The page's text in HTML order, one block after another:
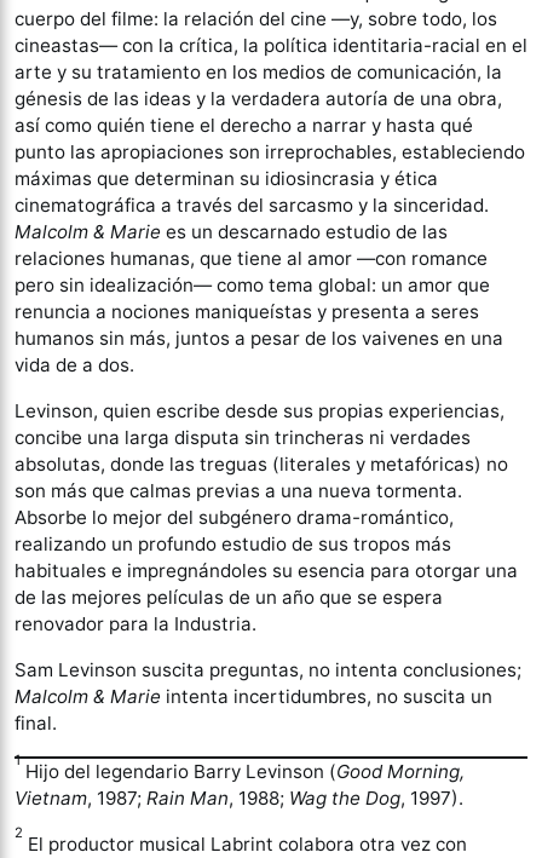
cuerpo del filme: la relación del cine —y, sobre todo, los
cineastas— con la crítica, la política identitaria-racial en el
arte y su tratamiento en los medios de comunicación, la
génesis de las ideas y la verdadera autoría de una obra,
así como quién tiene el derecho a narrar y hasta qué
punto las apropiaciones son irreprochables, estableciendo
máximas que determinan su idiosincrasia y ética
cinematográfica a través del sarcasmo y la sinceridad.
Malcolm & Marie es un descarnado estudio de las
relaciones humanas, que tiene al amor —con romance
pero sin idealización— como tema global: un amor que
renuncia a nociones maniqueístas y presenta a seres
humanos sin más, juntos a pesar de los vaivenes en una
vida de a dos.
Levinson, quien escribe desde sus propias experiencias,
concibe una larga disputa sin trincheras ni verdades
absolutas, donde las treguas (literales y metafóricas) no
son más que calmas previas a una nueva tormenta.
Absorbe lo mejor del subgénero drama-romántico,
realizando un profundo estudio de sus tropos más
habituales e impregnándoles su esencia para otorgar una
de las mejores películas de un año que se espera
renovador para la Industria.
Sam Levinson suscita preguntas, no intenta conclusiones;
Malcolm & Marie intenta incertidumbres, no suscita un
final.
1
Hijo del legendario Barry Levinson (Good Morning,
Vietnam, 1987; Rain Man, 1988; Wag the Dog, 1997).
2
El productor musical Labrint colabora otra vez con